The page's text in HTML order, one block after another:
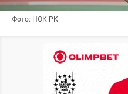
Фото: НОК РК